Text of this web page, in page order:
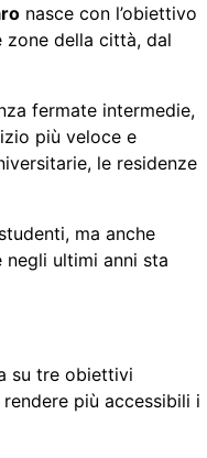
nasce con l’obiettivo
zone della città, dal
fermate intermedie,
più veloce e
le residenze
ma anche
negli ultimi anni sta
su tre obiettivi
rendere più accessibili i